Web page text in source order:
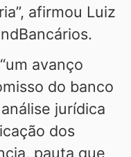
afirmou Luiz
avanço
do banco
jurídica
dos
pauta que